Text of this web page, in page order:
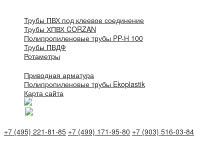
Трубы ПВХ под клеевое соединение
Трубы ХПВХ CORZAN
Полипропиленовые трубы PP-H 100
Трубы ПВДФ
Ротаметры
Приводная арматура
Полипропиленовые трубы Ekoplastik
Карта сайта
+7 (495) 221-81-85 +7 (499) 171-95-80 +7 (903) 516-03-84